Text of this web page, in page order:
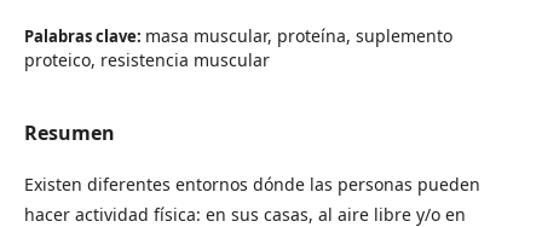
Palabras clave: masa muscular, proteína, suplemento
proteico, resistencia muscular
Resumen
Existen diferentes entornos dónde las personas pueden
hacer actividad física: en sus casas, al aire libre y/o en